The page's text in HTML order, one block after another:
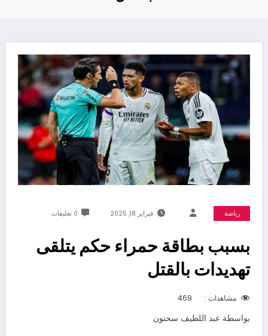
رياضة فبراير 18, 2025 0 تعليقات
بسبب بطاقة حمراء حكم يتلقى
تهديدات بالقتل
مشاهدات : 469
بواسطة عبد اللطيف سحنون